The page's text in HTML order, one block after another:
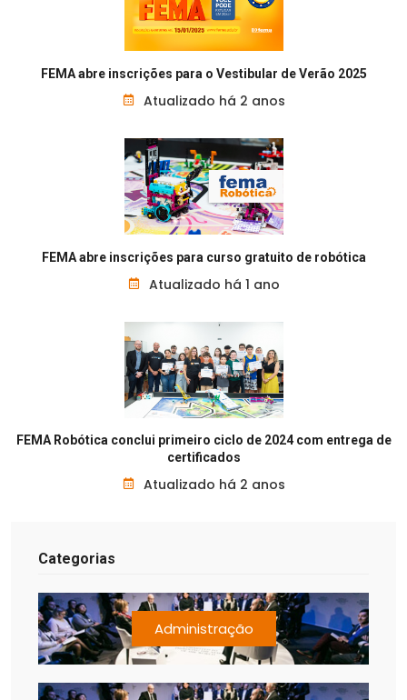
FEMA abre inscrições para o Vestibular de Verão 2025
Atualizado há 2 anos
FEMA abre inscrições para curso gratuito de robótica
Atualizado há 1 ano
FEMA Robótica conclui primeiro ciclo de 2024 com entrega de
certificados
Atualizado há 2 anos
Categorias
Administração